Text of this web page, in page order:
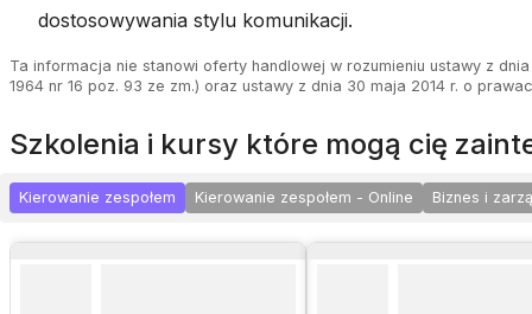
dostosowywania stylu komunikacji.
Ta informacja nie stanowi oferty handlowej w rozumieniu ustawy z
1964 nr 16 poz. 93 ze zm.) oraz ustawy z dnia 30 maja 2014 r. o
szkolenia i kursy które mogą cię
Kierowanie zespołem Kierowanie zespołem - Online Biznes i